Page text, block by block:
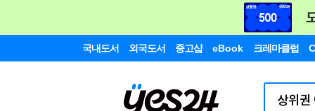
국내도서 외국도서 중고샵 eBook 크레마클럽